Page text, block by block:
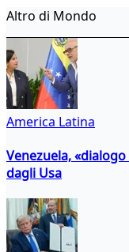
Altro di Mondo
America Latina
Venezuela,
dagli Usa